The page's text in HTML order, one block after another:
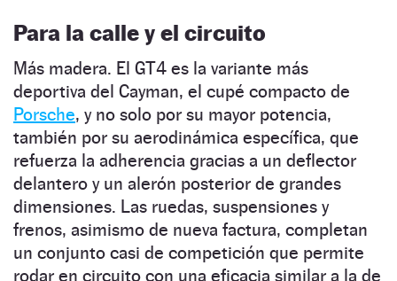
Para la calle y el circuito
Más madera. El GT4 es la variante más
deportiva del ­Cayman, el cupé compacto de
Porsche, y no solo por su mayor potencia,
también por su aerodinámica específica, que
refuerza la adherencia gracias a un deflector
delantero y un alerón posterior de grandes
dimensiones. Las ruedas, suspensiones y
frenos, asimismo de nueva factura, completan
un conjunto casi de competición que permite
rodar en circuito con una eficacia similar a la de